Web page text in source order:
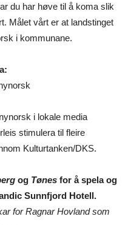
du har høve til å koma slik
Målet vårt er at landstinget
i kommunane.
i lokale media
stimulera til fleire
Kulturtanken/DKS.
og Tønes for å spela og
Sunnfjord Hotell.
for Ragnar Hovland som